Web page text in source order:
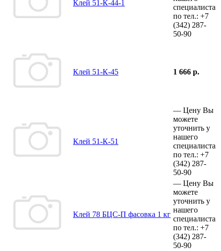
Клей 51-К-44-1
специалиста
по тел.: +7
(342) 287-
50-90
Клей 51-К-45 1 666 р.
Клей 51-К-51
— Цену Вы
можете
уточнить у
нашего
специалиста
по тел.: +7
(342) 287-
50-90
Клей 78 БЦС-П фасовка 1 кг
— Цену Вы
можете
уточнить у
нашего
специалиста
по тел.: +7
(342) 287-
50-90